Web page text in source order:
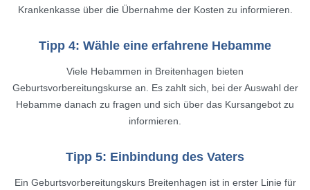
Krankenkasse über die Übernahme der Kosten zu informieren.
Tipp 4: Wähle eine erfahrene Hebamme
Viele Hebammen in Breitenhagen bieten
Geburtsvorbereitungskurse an. Es zahlt sich, bei der Auswahl der
Hebamme danach zu fragen und sich über das Kursangebot zu
informieren.
Tipp 5: Einbindung des Vaters
Ein Geburtsvorbereitungskurs Breitenhagen ist in erster Linie für